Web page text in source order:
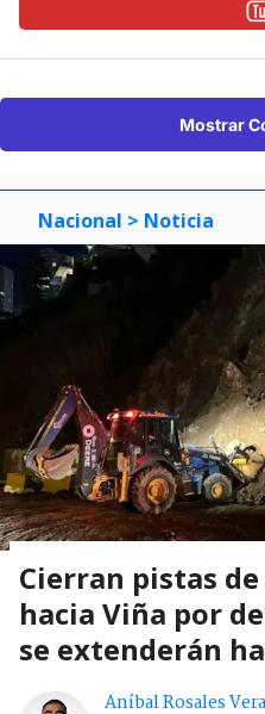
Mostrar
Nacional > Noticia
Cierran pistas
hacia Viña por
se extenderán
Aníbal Rosales Vera